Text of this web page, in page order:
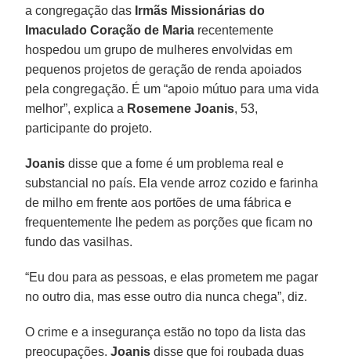
a congregação das Irmãs Missionárias do
Imaculado Coração de Maria recentemente
hospedou um grupo de mulheres envolvidas em
pequenos projetos de geração de renda apoiados
pela congregação. É um “apoio mútuo para uma vida
melhor”, explica a Rosemene Joanis, 53,
participante do projeto.
Joanis disse que a fome é um problema real e
substancial no país. Ela vende arroz cozido e farinha
de milho em frente aos portões de uma fábrica e
frequentemente lhe pedem as porções que ficam no
fundo das vasilhas.
“Eu dou para as pessoas, e elas prometem me pagar
no outro dia, mas esse outro dia nunca chega”, diz.
O crime e a insegurança estão no topo da lista das
preocupações.Joanis disse que foi roubada duas